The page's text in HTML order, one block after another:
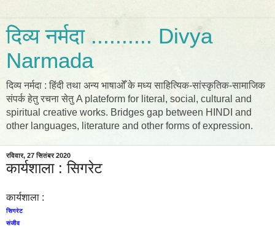
दिव्य नर्मदा .......... Divya
Narmada
दिव्य नर्मदा : हिंदी तथा अन्य भाषाओँ के मध्य साहित्यिक-सांस्कृतिक-सामाजिक
संपर्क हेतु रचना सेतु A plateform for literal, social, cultural and
spiritual creative works. Bridges gap between HINDI and
other languages, literature and other forms of expression.
रविवार, 27 सितंबर 2020
कार्यशाला : सिगरेट
कार्यशाला :
सिगरेट
संजीव